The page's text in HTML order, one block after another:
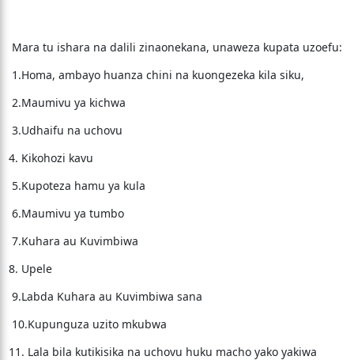
Mara tu ishara na dalili zinaonekana, unaweza kupata uzoefu:
1.Homa, ambayo huanza chini na kuongezeka kila siku,
2.Maumivu ya kichwa
3.Udhaifu na uchovu
4. Kikohozi kavu
5.Kupoteza hamu ya kula
6.Maumivu ya tumbo
7.Kuhara au Kuvimbiwa
8. Upele
9.Labda Kuhara au Kuvimbiwa sana
10.Kupunguza uzito mkubwa
11. Lala bila kutikisika na uchovu huku macho yako yakiwa